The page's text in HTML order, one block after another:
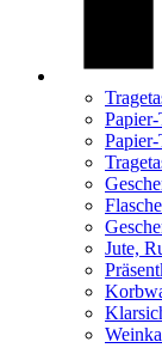
Jute,